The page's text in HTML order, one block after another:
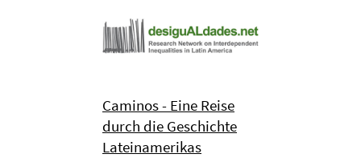
Caminos - Eine Reise
durch die Geschichte
Lateinamerikas